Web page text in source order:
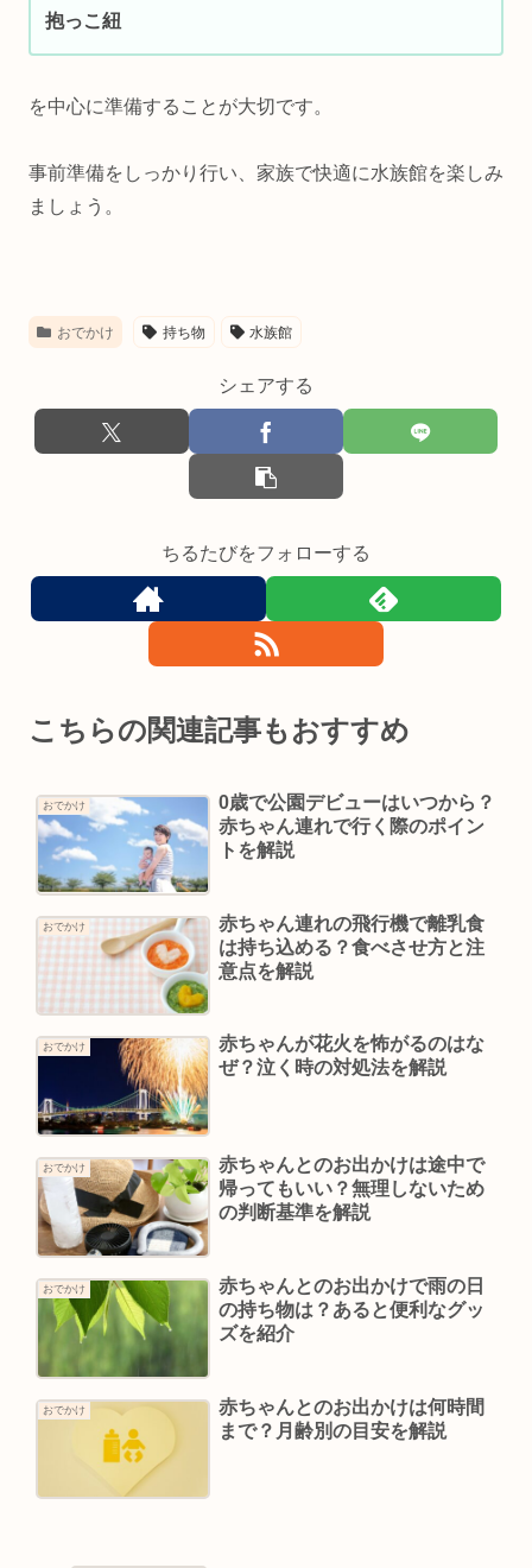
抱っこ紐
を中心に準備することが大切です。
事前準備をしっかり行い、家族で快適に水族館を楽しみ
ましょう。
おでかけ 持ち物 水族館
シェアする
ちるたびをフォローする
こちらの関連記事もおすすめ
おでかけ
0歳で公園デビューはいつから？
赤ちゃん連れで行く際のポイン
トを解説
おでかけ
赤ちゃん連れの飛行機で離乳食
は持ち込める？食べさせ方と注
意点を解説
おでかけ
赤ちゃんが花火を怖がるのはな
ぜ？泣く時の対処法を解説
おでかけ
赤ちゃんとのお出かけは途中で
帰ってもいい？無理しないため
の判断基準を解説
おでかけ
赤ちゃんとのお出かけで雨の日
の持ち物は？あると便利なグッ
ズを紹介
おでかけ
赤ちゃんとのお出かけは何時間
まで？月齢別の目安を解説